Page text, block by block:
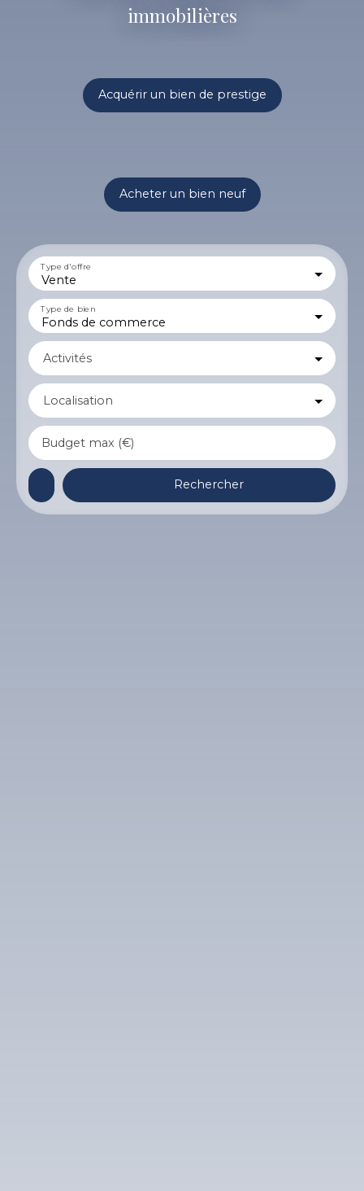
immobilières
Acquérir un bien de prestige
Acheter un bien neuf
Vente
Type d'offre
Fonds de commerce
Type de bien
Activités
Localisation
Budget max (€)
Rechercher